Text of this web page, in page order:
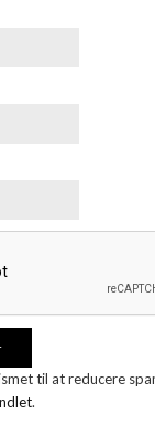
til at reducere
.